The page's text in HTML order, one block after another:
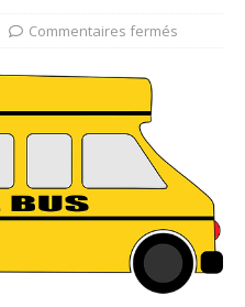
Commentaires fermés